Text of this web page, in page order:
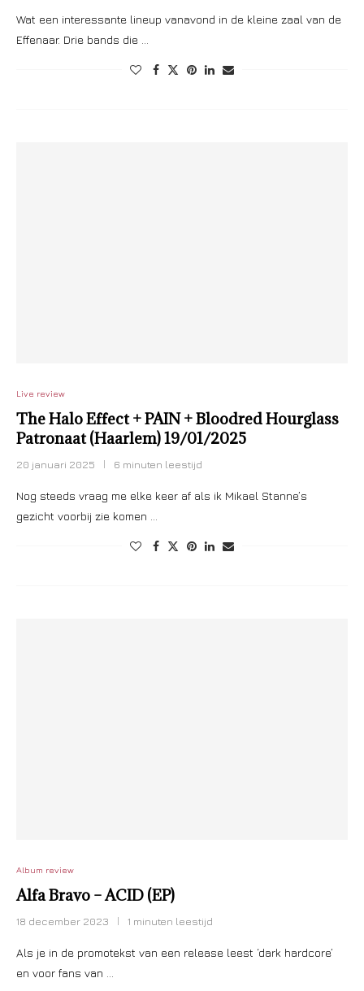
Wat een interessante lineup vanavond in de kleine zaal van de
Effenaar. Drie bands die …
Live review
The Halo Effect + PAIN + Bloodred Hourglass
Patronaat (Haarlem) 19/01/2025
20 januari 2025 6 minuten leestijd
Nog steeds vraag me elke keer af als ik Mikael Stanne’s
gezicht voorbij zie komen …
Album review
Alfa Bravo – ACID (EP)
18 december 2023 1 minuten leestijd
Als je in de promotekst van een release leest ‘dark hardcore’
en voor fans van …